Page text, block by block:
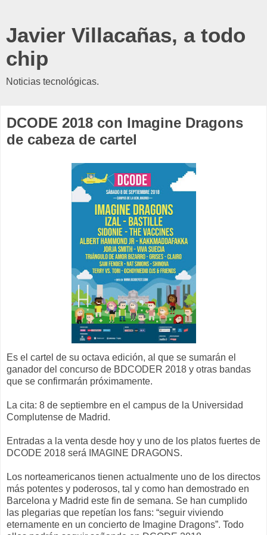
Javier Villacañas, a todo
chip
Noticias tecnológicas.
DCODE 2018 con Imagine Dragons
de cabeza de cartel
Es el cartel de su octava edición, al que se sumarán el
ganador del concurso de BDCODER 2018 y otras bandas
que se confirmarán próximamente.
La cita: 8 de septiembre en el campus de la Universidad
Complutense de Madrid.
Entradas a la venta desde hoy y uno de los platos fuertes de
DCODE 2018 será IMAGINE DRAGONS.
Los norteamericanos tienen actualmente uno de los directos
más potentes y poderosos, tal y como han demostrado en
Barcelona y Madrid este fin de semana. Se han cumplido
las plegarias que repetían los fans: “seguir viviendo
eternamente en un concierto de Imagine Dragons”. Todo